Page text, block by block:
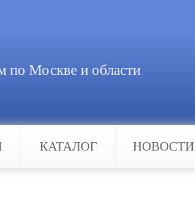
по Москве и области
КАТАЛОГ НОВОСТИ